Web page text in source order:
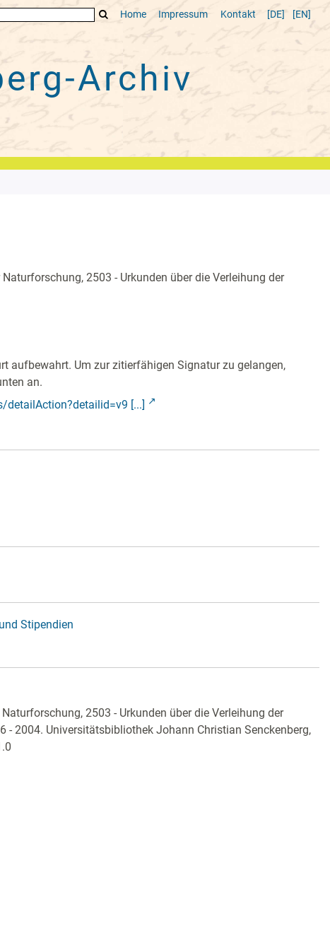
Home Impressum Kontakt [DE] [EN]
Archiv
2503 - Urkunden über die Verleihung der
aufbewahrt. Um zur zitierfähigen Signatur zu gelangen,
an.
[...]
Stipendien
2503 - Urkunden über die Verleihung der
- 2004. Universitätsbibliothek Johann Christian Senckenberg,